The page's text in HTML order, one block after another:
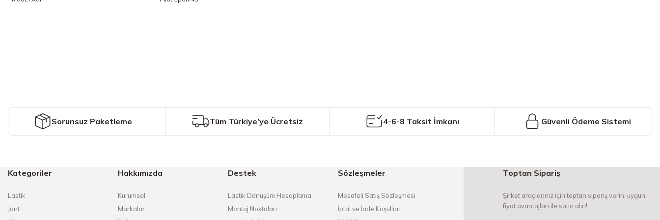
Ürün fiyatı diğer sitelerden daha pahalı.
Bu ürüne benzer farklı alternatifler olmalı.
Sorunsuz Paketleme Tüm Türkiye’ye Ücretsiz 4-6-8 Taksit İmkanı Güvenli Ödeme Sistemi
Kategoriler
Lastik
Jant
Hakkımızda
Kurumsal
Markalar
Destek
Lastik Dönüşüm Hesaplama
Montaj Noktaları
Sözleşmeler
Mesafeli Satış Sözleşmesi
İptal ve İade Koşulları
Toptan Sipariş
Şirket araçlarınız için toptan sipariş verin, uygun
fiyat avantajları ile satın alın!